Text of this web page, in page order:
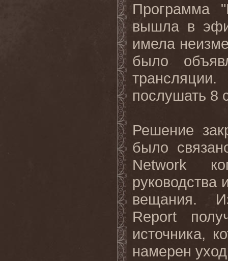
Программа
вышла в
имела
было
послушать 8
Решение
было
Network
руководства
вещания.
Report
источника,
намерен